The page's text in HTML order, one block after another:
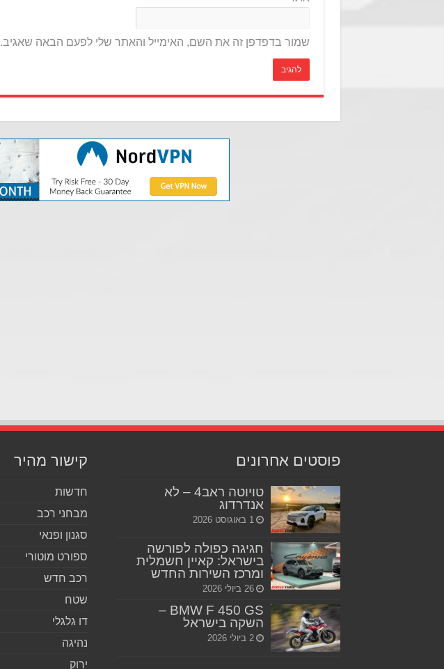
שמור בדפדפן זה את השם, האימייל והאתר שלי לפעם הבאה שאגיב.
פוסטים אחרונים
טויוטה ראב4 – לא
אנדרדוג
1 באוגוסט 2026
חגיגה כפולה לפורשה
בישראל: קאיין חשמלית
ומרכז השירות החדש
26 ביולי 2026
BMW F 450 GS –
השקה בישראל
2 ביולי 2026
קישור מהיר
חדשות
מבחני רכב
סגנון ופנאי
ספורט מוטורי
רכב חדש
שטח
דו גלגלי
נהיגה
ירוק